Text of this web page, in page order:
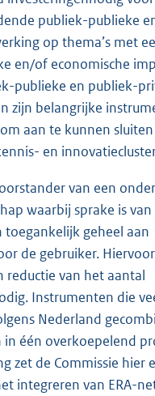
publiek-publieke
op thema’s met
en/of economische
publieke en publiek-
zijn belangrijke
aan te kunnen
en
van een
waarbij sprake is van
toegankelijk geheel aan
de gebruiker.
reductie van het aantal
Instrumenten die
Nederland
één overkoepelend
zet de Commissie hier
integreren van ERA-